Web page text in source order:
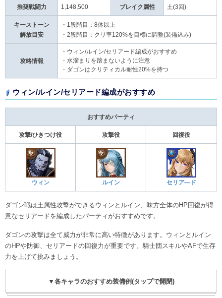
推奨戦闘力 1,148,500 ブレイク属性 土(3回)
キーストーン
解放目安
・1段階目：8体以上
・2段階目：クリ率120%を目標に調整(装備込み)
攻略情報
・ウィン/ルイン/セリアード編成がおすすめ
・水溜まりを踏まないように注意
・ダゴンはクリティカル耐性20%を持つ
ウィン/ルイン/セリアード編成がおすすめ
おすすめパーティ
攻撃/ひきつけ役 攻撃役 回復役
ウィン ルイン セリア―ド
ダゴン戦は土属性攻撃ができるウィンとルイン、味方全体のHP回復が得
意なセリアードを編成したパーティがおすすめです。
ダゴンの攻撃は全て威力が非常に高い特徴があります。ウィンとルイン
のHPや防御、セリアードの回復力が重要です。騎士団スキルやAFで生存
力を上げて挑みましょう。
▼各キャラのおすすめ装備例(タップで開閉)